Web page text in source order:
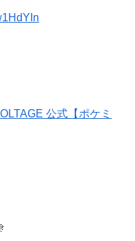
公式【ポケミ